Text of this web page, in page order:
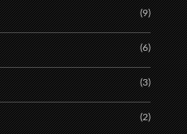
(9)
(6)
(3)
(2)